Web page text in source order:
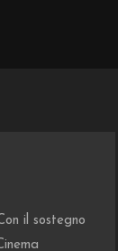
il sostegno